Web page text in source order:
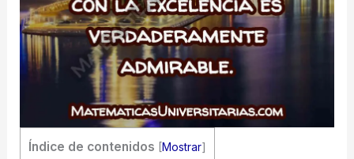
Índice de contenidos [Mostrar]